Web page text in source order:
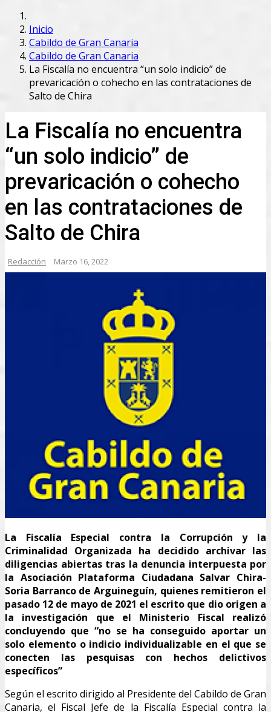
Inicio
Cabildo de Gran Canaria
Cabildo de Gran Canaria
La Fiscalía no encuentra “un solo indicio” de
prevaricación o cohecho en las contrataciones de
Salto de Chira
La Fiscalía no encuentra
“un solo indicio” de
prevaricación o cohecho
en las contrataciones de
Salto de Chira
Redacción Marzo 16, 2022
La Fiscalía Especial contra la Corrupción y la
Criminalidad Organizada ha decidido archivar las
diligencias abiertas tras la denuncia interpuesta por
la Asociación Plataforma Ciudadana Salvar Chira-
Soria Barranco de Arguineguín, quienes remitieron el
pasado 12 de mayo de 2021 el escrito que dio origen a
la investigación que el Ministerio Fiscal realizó
concluyendo que “no se ha conseguido aportar un
solo elemento o indicio individualizable en el que se
conecten las pesquisas con hechos delictivos
específicos”
Según el escrito dirigido al Presidente del Cabildo de Gran
Canaria, el Fiscal Jefe de la Fiscalía Especial contra la